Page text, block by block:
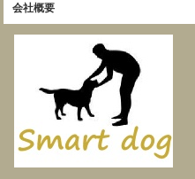
会社概要